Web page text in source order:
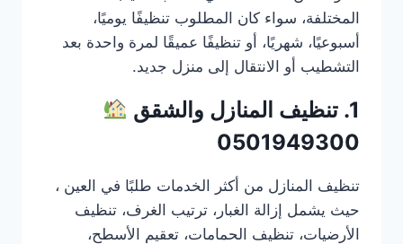
المختلفة، سواء كان المطلوب تنظيفًا يوميًا،
أسبوعيًا، شهريًا، أو تنظيفًا عميقًا لمرة واحدة بعد
التشطيب أو الانتقال إلى منزل جديد.
1. تنظيف المنازل والشقق
0501949300
تنظيف المنازل من أكثر الخدمات طلبًا في العين ،
حيث يشمل إزالة الغبار، ترتيب الغرف، تنظيف
الأرضيات، تنظيف الحمامات، تعقيم الأسطح،